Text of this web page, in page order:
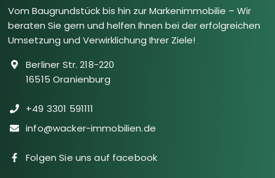
Vom Baugrundstück bis hin zur Markenimmobilie – Wir
beraten Sie gern und helfen Ihnen bei der erfolgreichen
Umsetzung und Verwirklichung Ihrer Ziele!
Berliner Str. 218-220
16515 Oranienburg
+49 3301 591111
info@wacker-immobilien.de
Folgen Sie uns auf facebook